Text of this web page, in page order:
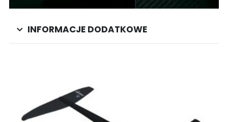
INFORMACJE DODATKOWE